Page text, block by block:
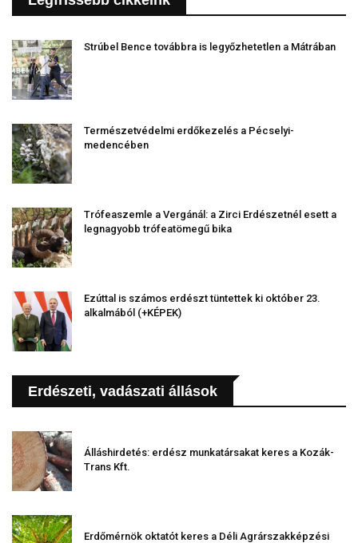
Strúbel Bence továbbra is legyőzhetetlen a Mátrában
Természetvédelmi erdőkezelés a Pécselyi-
medencében
Trófeaszemle a Vergánál: a Zirci Erdészetnél esett a
legnagyobb trófeatömegű bika
Ezúttal is számos erdészt tüntettek ki október 23.
alkalmából (+KÉPEK)
Erdészeti, vadászati állások
Álláshirdetés: erdész munkatársakat keres a Kozák-
Trans Kft.
Erdőmérnök oktatót keres a Déli Agrárszakképzési